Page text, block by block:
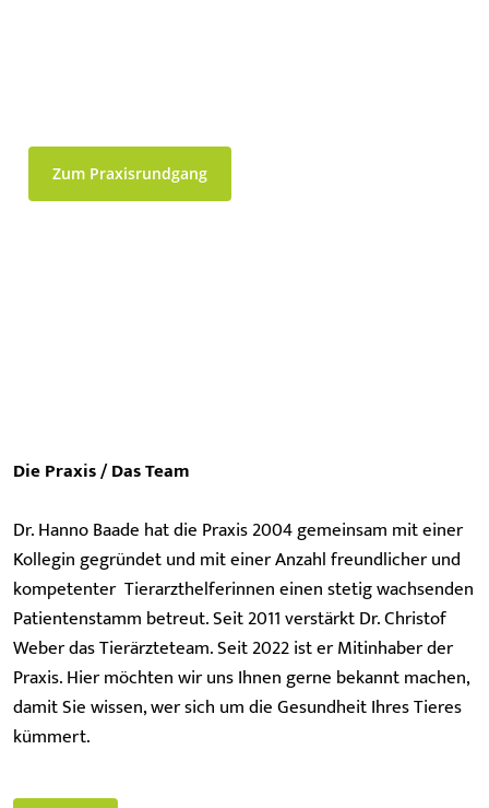
Zum Praxisrundgang
Die Praxis / Das Team
Dr. Hanno Baade hat die Praxis 2004 gemeinsam mit einer
Kollegin gegründet und mit einer Anzahl freundlicher und
kompetenter Tierarzthelferinnen einen stetig wachsenden
Patientenstamm betreut. Seit 2011 verstärkt Dr. Christof
Weber das Tierärzteteam. Seit 2022 ist er Mitinhaber der
Praxis. Hier möchten wir uns Ihnen gerne bekannt machen,
damit Sie wissen, wer sich um die Gesundheit Ihres Tieres
kümmert.